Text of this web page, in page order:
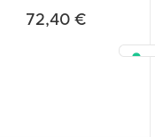
72,40 €